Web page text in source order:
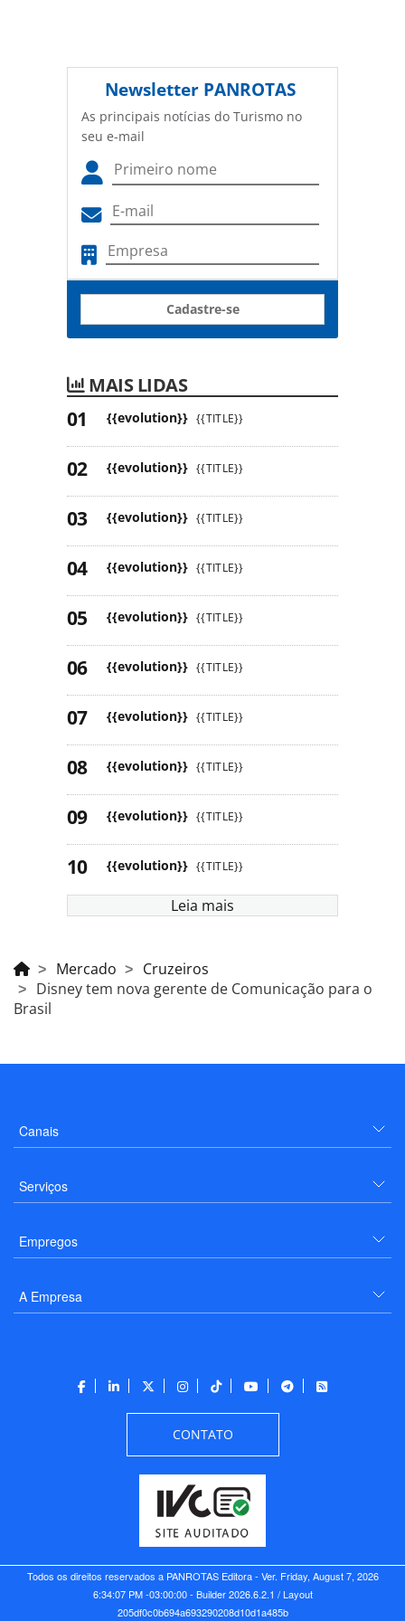
Newsletter PANROTAS
As principais notícias do Turismo no
seu e-mail
Cadastre-se
MAIS LIDAS
{{evolution}} {{TITLE}}
{{evolution}} {{TITLE}}
{{evolution}} {{TITLE}}
{{evolution}} {{TITLE}}
{{evolution}} {{TITLE}}
{{evolution}} {{TITLE}}
{{evolution}} {{TITLE}}
{{evolution}} {{TITLE}}
{{evolution}} {{TITLE}}
{{evolution}} {{TITLE}}
Leia mais
Mercado
Cruzeiros
Disney tem nova gerente de Comunicação para o
Brasil
Canais
Serviços
Empregos
A Empresa
CONTATO
Todos os direitos reservados a PANROTAS Editora - Ver. Friday, August 7, 2026
6:34:07 PM -03:00:00 - Builder 2026.6.2.1 / Layout
205df0c0b694a693290208d10d1a485b